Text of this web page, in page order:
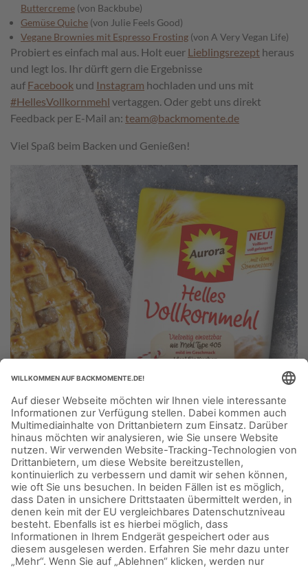
Buttercreme (von Backbube)
Gemüse Quiche (von Julie Feels Good)
Vegane Brownies mit Espresso Frosting (von A Very Vegan Life)
Probiert es einfach mal aus. Holt euer Lieblingsrezept heraus
und legt los. Ihr dürft gern die Ergebnisse
auf Facebook und Instagram hochladen und uns mit
#HellesVollkornmehl vertaggen. Oder gebt uns direkt
Feedback per E-Mail an: team@backmomente.de
Viel Spaß beim Backen und Genießen!